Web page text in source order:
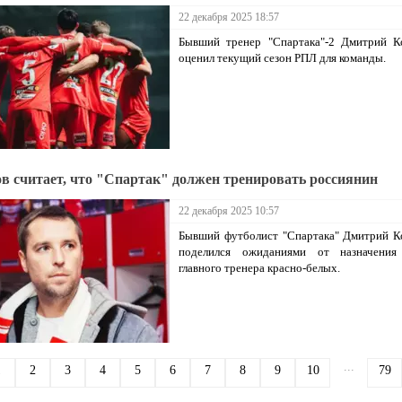
22 декабря 2025 18:57
Бывший тренер "Спартака"-2 Дмитрий
оценил текущий сезон РПЛ для команды.
считает, что "Спартак" должен тренировать россиянин
22 декабря 2025 10:57
Бывший футболист "Спартака" Дмитрий
поделился ожиданиями от
главного тренера красно-белых.
2 3 4 5 6 7 8 9 10 ... 79